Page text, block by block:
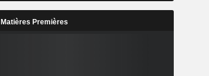
Matières Premières